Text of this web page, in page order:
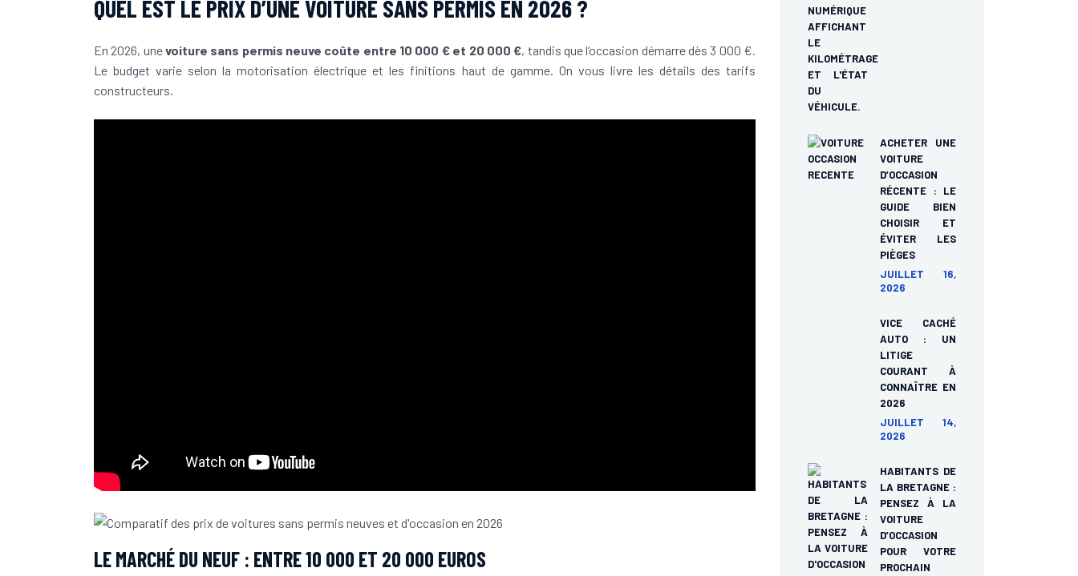
QUEL EST LE PRIX D’UNE VOITURE SANS PERMIS EN 2026 ?
En 2026, unevoiture sans permis neuve coûte entre 10 000 € et 20 000 €, tandis que l’occasion démarre dès 3 000 €.
Le budget varie selon la motorisation électrique et les finitions haut de gamme. On vous livre les détails des tarifs
constructeurs.
LE MARCHÉ DU NEUF : ENTRE 10 000 ET 20 000 EUROS
ACHETER UNE
VOITURE
D’OCCASION
RÉCENTE : LE
GUIDE BIEN
CHOISIR ET
ÉVITER LES
PIÈGES
JUILLET 16,
2026
VICE CACHÉ
AUTO : UN
LITIGE
COURANT À
CONNAÎTRE EN
2026
JUILLET 14,
2026
HABITANTS DE
LA BRETAGNE :
PENSEZ À LA
VOITURE
D’OCCASION
POUR VOTRE
PROCHAIN